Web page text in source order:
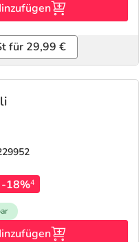
für 29,99 €
-18%4